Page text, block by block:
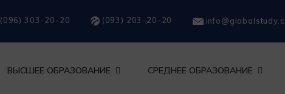
(096) 303-20-20 (093) 203-20-20
ВЫСШЕЕ ОБРАЗОВАНИЕ СРЕДНЕЕ ОБРАЗОВАНИЕ